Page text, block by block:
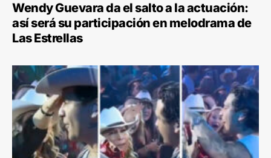
Wendy Guevara da el salto a la actuación:
así será su participación en melodrama de
Las Estrellas